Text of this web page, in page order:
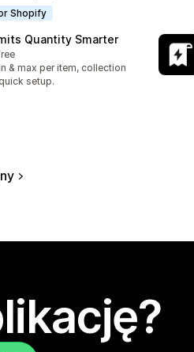
Shopify
Quantity Smarter
recenzji: 7
& max per item, collection
setup.